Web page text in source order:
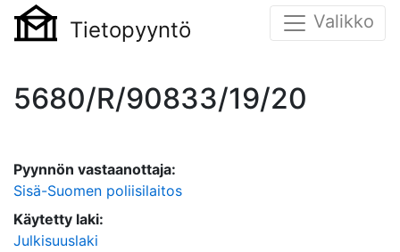
Tietopyyntö Valikko
5680/R/90833/19/20
Pyynnön vastaanottaja:
Sisä-Suomen poliisilaitos
Käytetty laki:
Julkisuuslaki